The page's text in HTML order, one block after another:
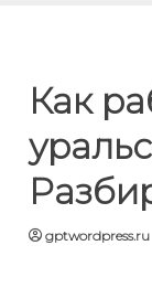
Как
gptwordpress.ru